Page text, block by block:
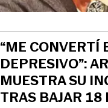
“ME CONVERTÍ
DEPRESIVO”:
MUESTRA SU
TRAS BAJAR 18